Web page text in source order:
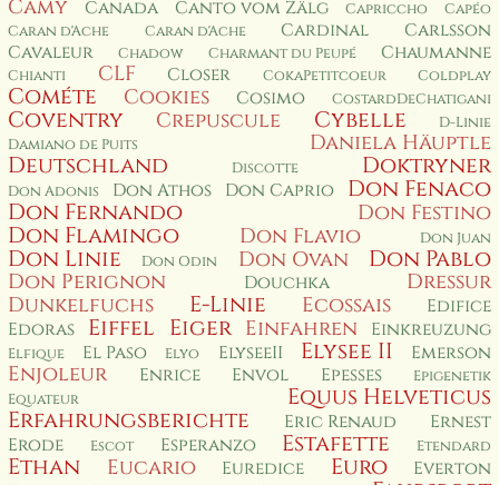
Camy Canada Canto vom Zälg Capriccho
Capéo
Caran d'Ache
Caran d'Ache Cardinal
Carlsson
Cavaleur
Chadow Charmant du Peupé Chaumanne
Chianti CLF Closer CokaPetitcoeur Coldplay
Cométe Cookies Cosimo CostardDeChatigani
Coventry Crepuscule Cybelle
D-Linie
Damiano de Puits
Daniela Häuptle
Deutschland Discotte Doktryner
Don Adonis Don Athos Don Caprio
Don Fenaco
Don Fernando
Don Festino
Don Flamingo Don Flavio Don Juan
Don Linie Don Odin Don Ovan Don Pablo
Don Perignon Douchka
Dressur
Dunkelfuchs
E-Linie Ecossais
Edifice
Edoras
Eiffel Eiger Einfahren Einkreuzung
Elfique El Paso Elyo ElyseeII Elysee II Emerson
Enjoleur Enrice Envol Epesses
Epigenetik
Equateur
Equus Helveticus
Erfahrungsberichte
Eric Renaud
Ernest
Erode
Escot Esperanzo Estafette Etendard
Ethan Eucario Euredice Euro
Everton